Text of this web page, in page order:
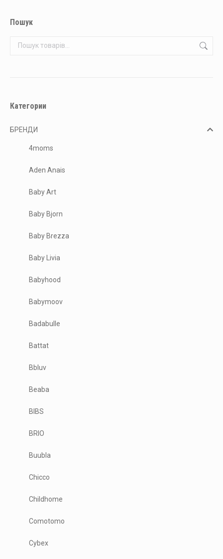
Пошук
Категории
БРЕНДИ
4moms
Aden Anais
Baby Art
Baby Bjorn
Baby Brezza
Baby Livia
Babyhood
Babymoov
Badabulle
Battat
Bbluv
Beaba
BIBS
BRIO
Buubla
Chicco
Childhome
Comotomo
Cybex